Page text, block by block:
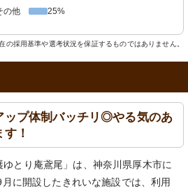
の他
25%
の採用基準や選考状況を保証するものではありません。
ップ体制バッチリ◎やる気のあ
！
ゆとり庵鳶尾」は、神奈川県厚木市に
に開設したきれいな施設では、利用